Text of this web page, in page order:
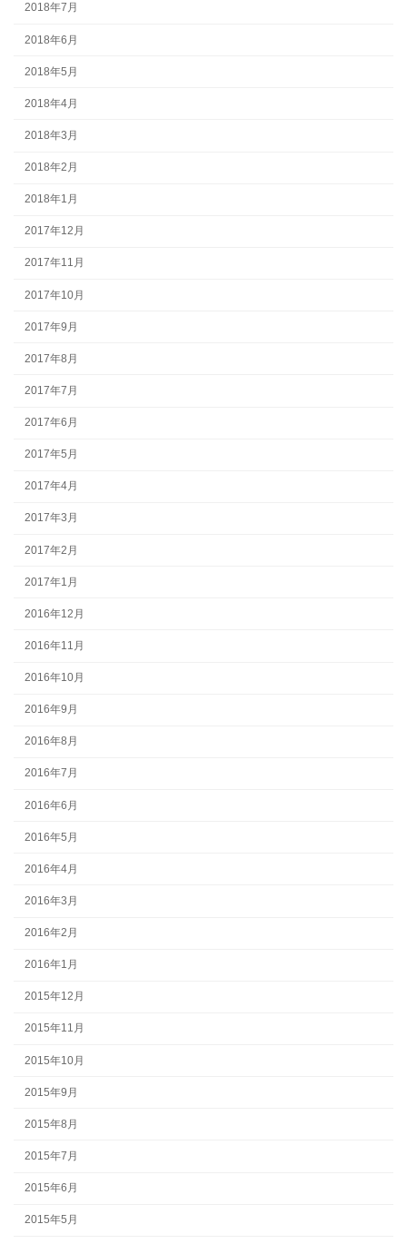
2018年7月
2018年6月
2018年5月
2018年4月
2018年3月
2018年2月
2018年1月
2017年12月
2017年11月
2017年10月
2017年9月
2017年8月
2017年7月
2017年6月
2017年5月
2017年4月
2017年3月
2017年2月
2017年1月
2016年12月
2016年11月
2016年10月
2016年9月
2016年8月
2016年7月
2016年6月
2016年5月
2016年4月
2016年3月
2016年2月
2016年1月
2015年12月
2015年11月
2015年10月
2015年9月
2015年8月
2015年7月
2015年6月
2015年5月